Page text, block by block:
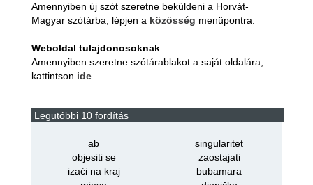
Amennyiben új szót szeretne beküldeni a Horvát-
Magyar szótárba, lépjen a közösség menüpontra.
Weboldal tulajdonosoknak
Amennyiben szeretne szótárablakot a saját oldalára,
kattintson ide.
Legutóbbi 10 fordítás
ab
singularitet
objesiti se
zaostajati
izaći na kraj
bubamara